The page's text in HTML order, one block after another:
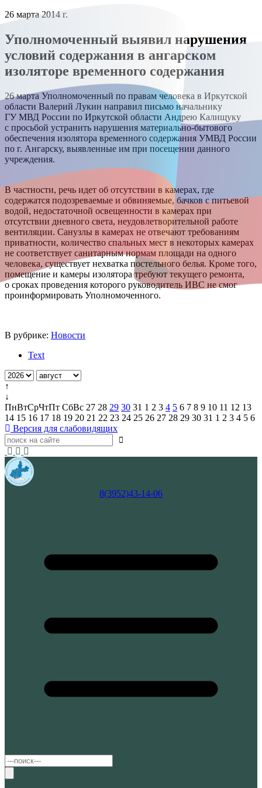
26 марта 2014 г.
Уполномоченный выявил нарушения
условий содержания в ангарском
изоляторе временного содержания
26 марта Уполномоченный по правам человека в Иркутской
области Валерий Лукин направил письмо начальнику
ГУ МВД России по Иркутской области Андрею Калищуку
с просьбой устранить нарушения материально-бытового
обеспечения изолятора временного содержания УМВД России
по г. Ангарску, выявленные им при посещении данного
учреждения.
В частности, речь идет об отсутствии в камерах, где
содержатся подозреваемые и обвиняемые, бачков с питьевой
водой, недостаточной освещенности в камерах при
отсутствии дневного света, неудовлетворительной работе
вентиляции. Санузлы в камерах не отвечают требованиям
приватности, количество спальных мест в некоторых камерах
не соответствует санитарным нормам площади на одного
человека, существует нехватка постельного белья. Кроме того,
помещение и камеры изолятора требуют текущего ремонта,
о сроках проведения которого руководитель ИВС не смог
проинформировать Уполномоченного.
В рубрике: Новости
Text
↑
↓
ПнВтСрЧтПт СбВс 27 28 29 30 31 1 2 3 4 5 6 7 8 9 10 11 12 13
14 15 16 17 18 19 20 21 22 23 24 25 26 27 28 29 30 31 1 2 3 4 5 6
Версия для слабовидящих
8(3952)43-14-06